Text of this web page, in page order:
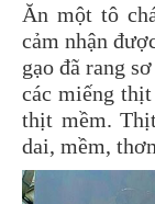
Ăn một tô
cảm nhận
gạo đã rang
các miếng
thịt mềm.
dai, mềm,